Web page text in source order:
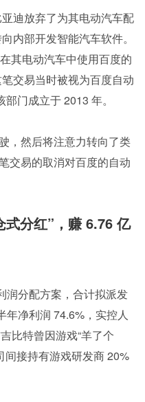
迪放弃了为其电动汽车配
内部开发智能汽车软件。
其电动汽车中使用百度的
交易当时被视为百度自动
门成立于 2013 年。
，然后将注意力转向了类
交易的取消对百度的自动
式分红”，赚 6.76 亿
润分配方案，合计拟派发
年净利润 74.6%，实控人
比特曾因游戏“羊了个
间接持有游戏研发商 20%